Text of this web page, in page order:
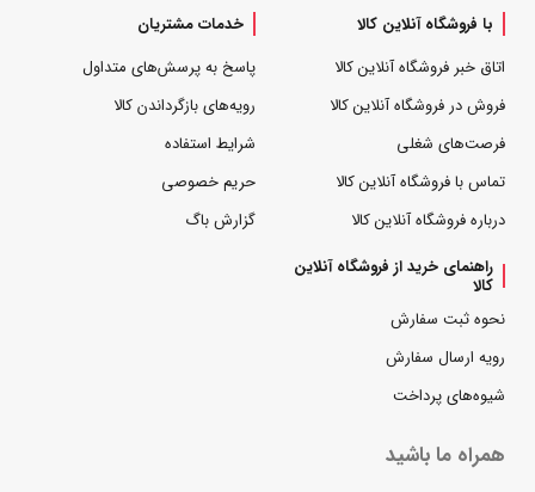
با فروشگاه آنلاین کالا
اتاق خبر فروشگاه آنلاین کالا
فروش در فروشگاه آنلاین کالا
فرصت‌های شغلی
تماس با فروشگاه آنلاین کالا
درباره فروشگاه آنلاین کالا
خدمات مشتریان
پاسخ به پرسش‌های متداول
رویه‌های بازگرداندن کالا
شرایط استفاده
حریم خصوصی
گزارش باگ
راهنمای خرید از فروشگاه آنلاین
کالا
نحوه ثبت سفارش
رویه ارسال سفارش
شیوه‌های پرداخت
همراه ما باشید